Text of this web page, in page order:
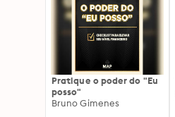
Pratique o poder do "Eu
posso"
Bruno Gimenes